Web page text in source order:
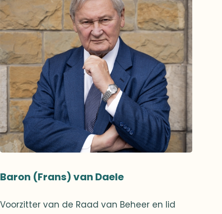
Baron (Frans) van Daele
Voorzitter van de Raad van Beheer en lid